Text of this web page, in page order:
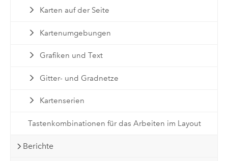
Karten auf der Seite
Kartenumgebungen
Grafiken und Text
Gitter- und Gradnetze
Kartenserien
Tastenkombinationen für das Arbeiten im Layout
Berichte